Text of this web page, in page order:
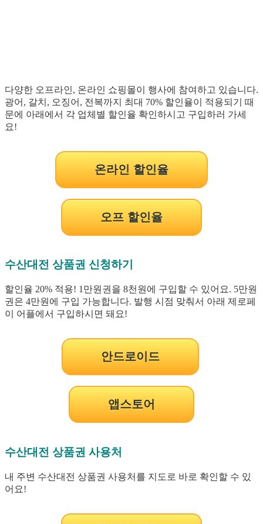
다양한 오프라인, 온라인 쇼핑몰이 행사에 참여하고 있습니다.
광어, 갈치, 오징어, 전복까지 최대 70% 할인율이 적용되기 때
문에 아래에서 각 업체별 할인율 확인하시고 구입하러 가세
요!
온라인 할인율
오프 할인율
수산대전 상품권 신청하기
할인율 20% 적용! 1만원권을 8천원에 구입할 수 있어요. 5만원
권은 4만원에 구입 가능합니다. 발행 시점 맞춰서 아래 제로페
이 어플에서 구입하시면 돼요!
안드로이드
앱스토어
수산대전 상품권 사용처
내 주변 수산대전 상품권 사용처를 지도로 바로 확인할 수 있
어요!